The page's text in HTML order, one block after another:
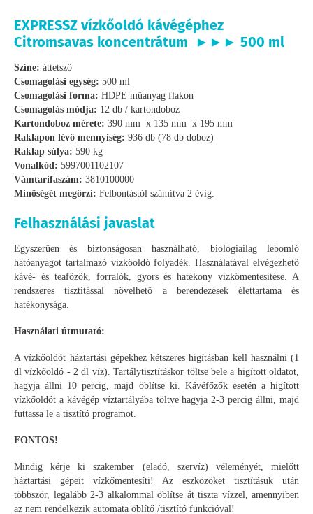
EXPRESSZ vízkőoldó kávégéphez
Citromsavas koncentrátum ►►► 500 ml
Színe: áttetsző
Csomagolási egység: 500 ml
Csomagolási forma: HDPE műanyag flakon
Csomagolás módja: 12 db / kartondoboz
Kartondoboz mérete: 390 mm x 135 mm x 195 mm
Raklapon lévő mennyiség: 936 db (78 db doboz)
Raklap súlya: 590 kg
Vonalkód: 5997001102107
Vámtarifaszám: 3810100000
Minőségét megőrzi: Felbontástól számítva 2 évig.
Felhasználási javaslat
Egyszerűen és biztonságosan használható, biológiailag lebomló
hatóanyagot tartalmazó vízkőoldó folyadék. Használatával elvégezhető
kávé- és teafőzők, forralók, gyors és hatékony vízkőmentesítése. A
rendszeres tisztítással növelhető a berendezések élettartama és
hatékonysága.
Használati útmutató:
A vízkőoldót háztartási gépekhez kétszeres higításban kell használni (1
dl vízkőoldó - 2 dl víz). Tartálytisztításkor töltse bele a higított oldatot,
hagyja állni 10 percig, majd öblítse ki. Kávéfőzők esetén a higított
vízkőoldót a kávégép víztartályába töltve hagyja 2-3 percig állni, majd
futtassa le a tisztító programot.
FONTOS!
Mindig kérje ki szakember (eladó, szervíz) véleményét, mielőtt
háztartási gépeit vízkőmentesíti! Az eszközöket tisztításuk után
többször, legalább 2-3 alkalommal öblítse át tiszta vízzel, amennyiben
az nem rendelkezik automata öblítő /tisztító funkcióval!